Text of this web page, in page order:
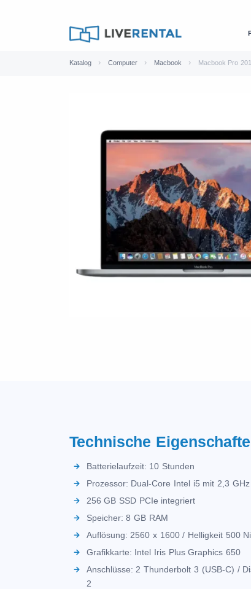
Katalog Computer Macbook Macbook Pro
Technische
Batterielaufzeit: 10 Stunden
Prozessor: Dual-Core Intel i5 mit 2,3
256 GB SSD PCIe integriert
Speicher: 8 GB RAM
Auflösung: 2560 x 1600 / Helligkeit 500
Grafikkarte: Intel Iris Plus Graphics 650
Anschlüsse: 2 Thunderbolt 3 (USB‑C) /
2